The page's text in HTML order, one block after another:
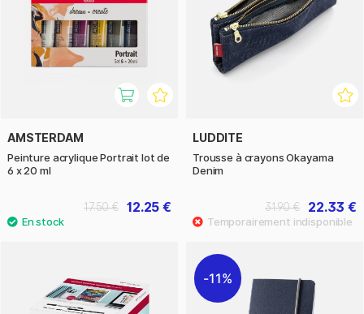
AMSTERDAM
Peinture acrylique Portrait lot de
6 x 20 ml
12.25 €
17.50 €
LUDDITE
Trousse à crayons Okayama
Denim
22.33 €
31.90 €
11%